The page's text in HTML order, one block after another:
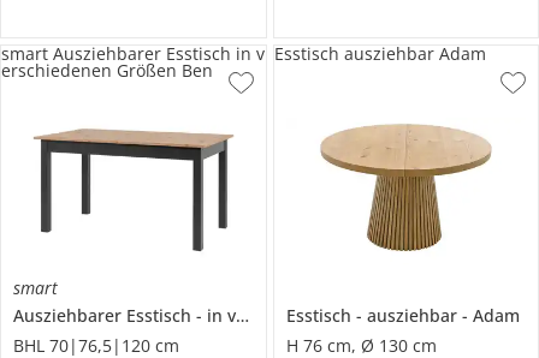
smart
Ausziehbarer Esstisch
in verschiedenen Größen
Ben
BHL 70|76,5|120 cm
smart Ausziehbarer Esstisch in v
erschiedenen Größen Ben
Esstisch ausziehbar
Adam
H 76 cm, Ø 130 cm
Esstisch ausziehbar Adam